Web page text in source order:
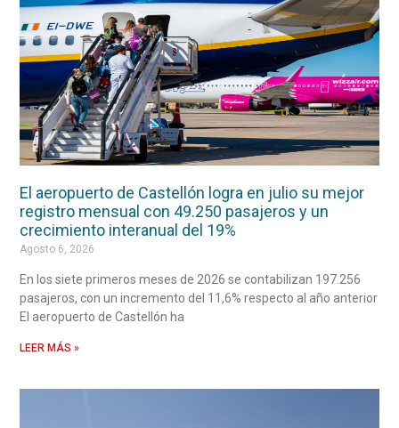
El aeropuerto de Castellón logra en julio su mejor
registro mensual con 49.250 pasajeros y un
crecimiento interanual del 19%
Agosto 6, 2026
En los siete primeros meses de 2026 se contabilizan 197.256
pasajeros, con un incremento del 11,6% respecto al año anterior
El aeropuerto de Castellón ha
LEER MÁS »